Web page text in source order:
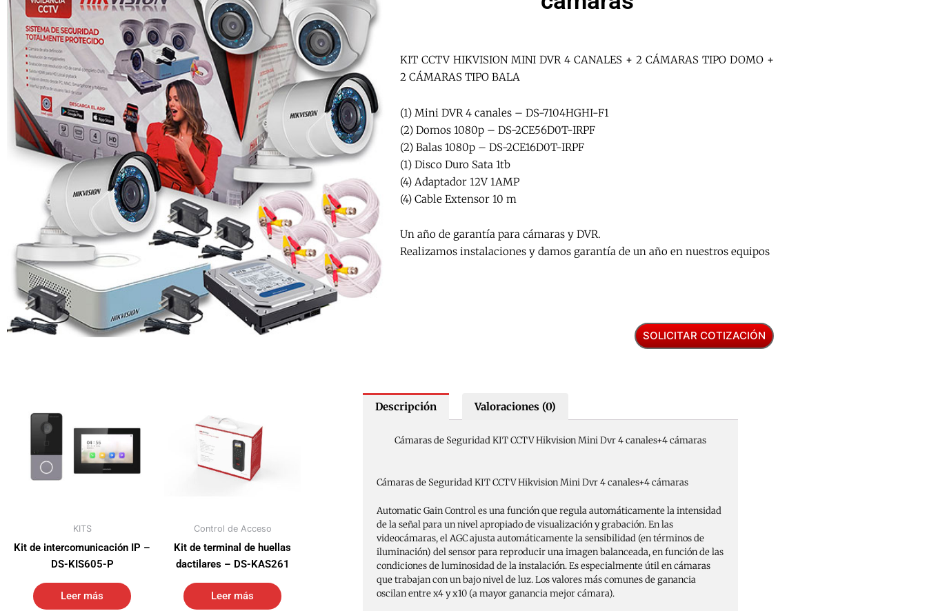
KIT CCTV HIKVISION MINI DVR 4 CANALES + 2 CÁMARAS TIPO DOMO +
2 CÁMARAS TIPO BALA
(1) Mini DVR 4 canales – DS-7104HGHI-F1
(2) Domos 1080p – DS-2CE56D0T-IRPF
(2) Balas 1080p – DS-2CE16D0T-IRPF
(1) Disco Duro Sata 1tb
(4) Adaptador 12V 1AMP
(4) Cable Extensor 10 m
Un año de garantía para cámaras y DVR.
Realizamos instalaciones y damos garantía de un año en nuestros equipos
SOLICITAR COTIZACIÓN
KITS
Kit de intercomunicación IP –
DS-KIS605-P
Leer más
Control de Acceso
Kit de terminal de huellas
dactilares – DS-KAS261
Leer más
Descripción Valoraciones (0)
Cámaras de Seguridad KIT CCTV Hikvision Mini Dvr 4 canales+4 cámaras
Cámaras de Seguridad KIT CCTV Hikvision Mini Dvr 4 canales+4 cámaras
Automatic Gain Control es una función que regula automáticamente la intensidad
de la señal para un nivel apropiado de visualización y grabación. En las
videocámaras, el AGC ajusta automáticamente la sensibilidad (en términos de
iluminación) del sensor para reproducir una imagen balanceada, en función de las
condiciones de luminosidad de la instalación. Es especialmente útil en cámaras
que trabajan con un bajo nivel de luz. Los valores más comunes de ganancia
oscilan entre x4 y x10 (a mayor ganancia mejor cámara).